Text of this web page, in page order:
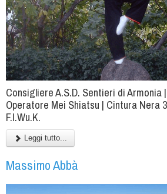
Consigliere A.S.D. Sentieri di Armonia
Operatore Mei Shiatsu | Cintura Nera
F.I.Wu.K.
Leggi tutto...
Massimo Abbà